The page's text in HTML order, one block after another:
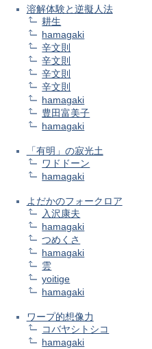
溶解体験と逆擬人法
耕生
hamagaki
辛文則
辛文則
辛文則
辛文則
hamagaki
豊田富美子
hamagaki
「有明」の寂光土
ワドドーン
hamagaki
よだかのフォークロア
入沢康夫
hamagaki
つめくさ
hamagaki
雲
yoitige
hamagaki
ワープ的想像力
コバヤシトシコ
hamagaki